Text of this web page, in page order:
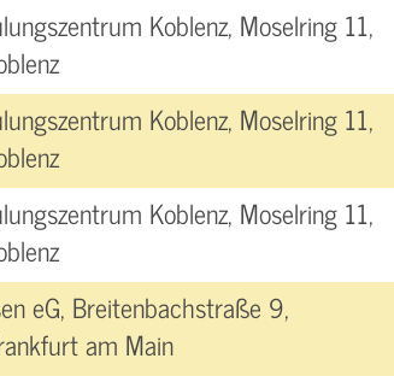
Koblenz, Moselring 11,
Koblenz, Moselring 11,
Koblenz, Moselring 11,
eG, Breitenbachstraße 9,
am Main